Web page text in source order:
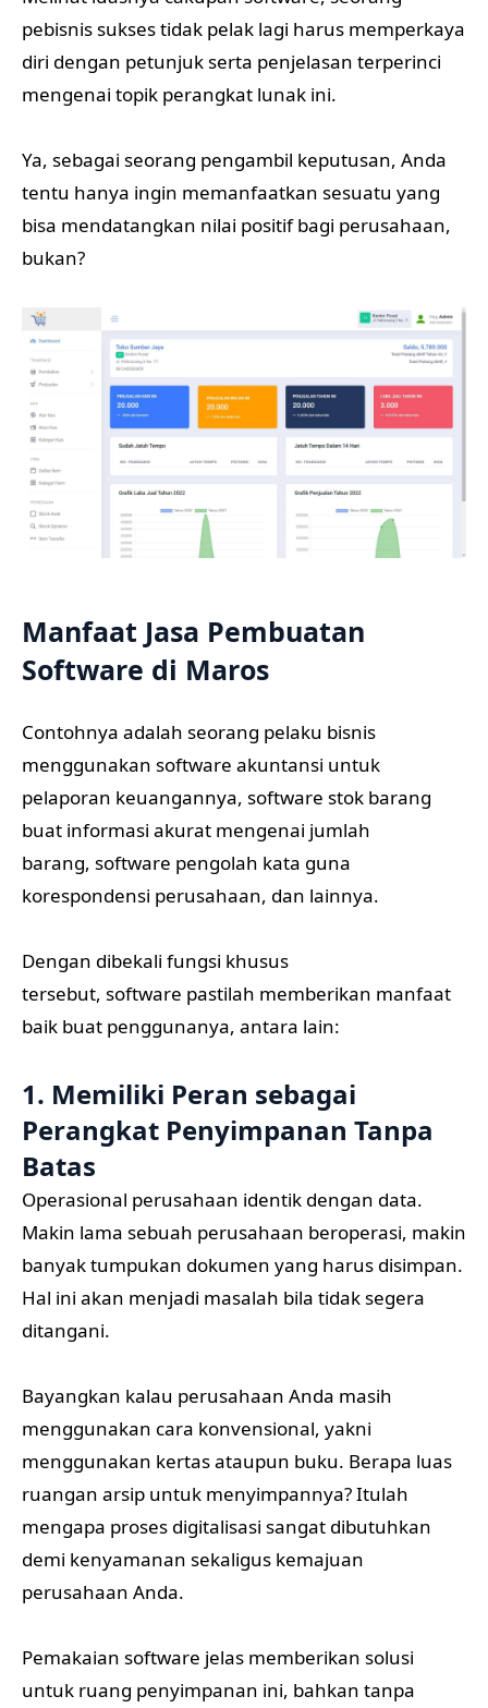
pebisnis sukses tidak pelak lagi harus memperkaya
diri dengan petunjuk serta penjelasan terperinci
mengenai topik perangkat lunak ini.
Ya, sebagai seorang pengambil keputusan, Anda
tentu hanya ingin memanfaatkan sesuatu yang
bisa mendatangkan nilai positif bagi perusahaan,
bukan?
Manfaat Jasa Pembuatan
Software di Maros
Contohnya adalah seorang pelaku bisnis
menggunakan software akuntansi untuk
pelaporan keuangannya, software stok barang
buat informasi akurat mengenai jumlah
barang, software pengolah kata guna
korespondensi perusahaan, dan lainnya.
Dengan dibekali fungsi khusus
tersebut, software pastilah memberikan manfaat
baik buat penggunanya, antara lain:
1. Memiliki Peran sebagai
Perangkat Penyimpanan Tanpa
Batas
Operasional perusahaan identik dengan data.
Makin lama sebuah perusahaan beroperasi, makin
banyak tumpukan dokumen yang harus disimpan.
Hal ini akan menjadi masalah bila tidak segera
ditangani.
Bayangkan kalau perusahaan Anda masih
menggunakan cara konvensional, yakni
menggunakan kertas ataupun buku. Berapa luas
ruangan arsip untuk menyimpannya? Itulah
mengapa proses digitalisasi sangat dibutuhkan
demi kenyamanan sekaligus kemajuan
perusahaan Anda.
Pemakaian software jelas memberikan solusi
untuk ruang penyimpanan ini, bahkan tanpa